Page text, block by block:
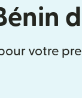
votre